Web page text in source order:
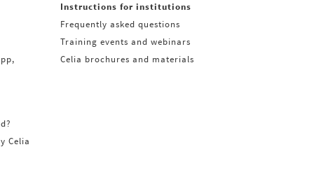
Celia
Instructions for institutions
Frequently asked questions
Training events and webinars
Celia brochures and materials